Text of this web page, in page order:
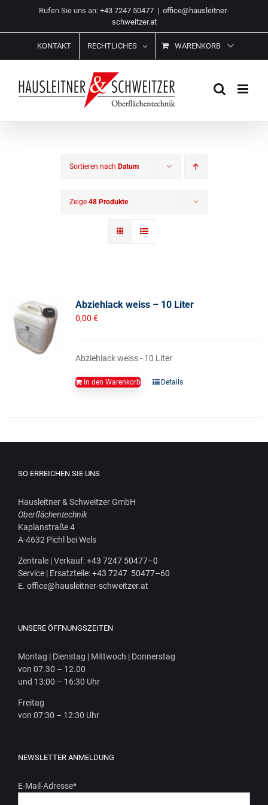
springen
Rufen Sie uns an: +43 7247 50477 | office@hausleitner-
schweitzer.at
KONTAKT RECHTLICHES WARENKORB
Sortieren nach Datum
Zeige 48 Produkte
Abziehlack weiss – 10 Liter
0,00 €
Abziehlack weiss - 10 Liter
In den Warenkorb Details
SO ERREICHEN SIE UNS
Haus­leit­ner & Schweit­zer GmbH
Ober­flä­chen­tech­nik
Kaplan­stra­ße 4
A‑4632 Pichl bei Wels
Zen­tra­le | Ver­kauf:+43 7247 50477–0
Ser­vice | Ersatz­tei­le:+43 7247 50477–60
E. office@hausleitner-schweitzer.at
UNSERE ÖFFNUNGSZEITEN
Mon­tag | Diens­tag | Mitt­woch | Donnerstag
von 07.30 – 12.00
und 13:00 – 16:30 Uhr
Frei­tag
von 07:30 – 12:30 Uhr
NEWSLETTER ANMELDUNG
E-Mail-Adresse*